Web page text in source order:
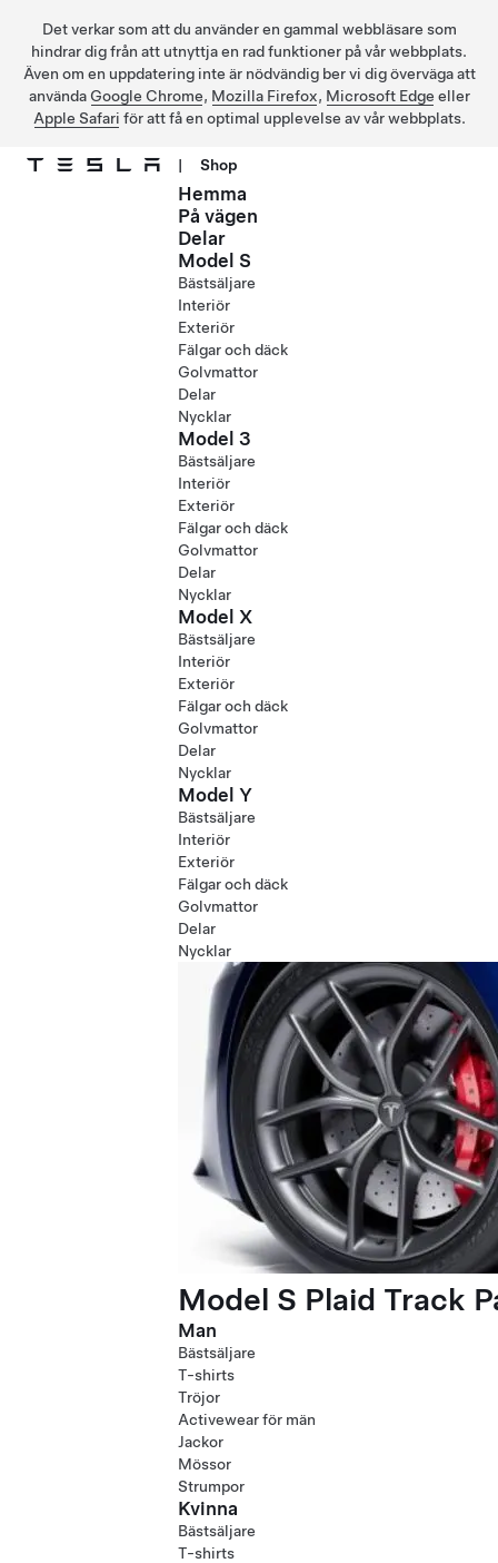
Det verkar som att du använder en gammal webbläsare som
hindrar dig från att utnyttja en rad funktioner på vår webbplats.
Även om en uppdatering inte är nödvändig ber vi dig överväga att
använda Google Chrome, Mozilla Firefox, Microsoft Edge eller
Apple Safari för att få en optimal upplevelse av vår webbplats.
| Shop
Hemma
På vägen
Delar
Model S
Bästsäljare
Interiör
Exteriör
Fälgar och däck
Golvmattor
Delar
Nycklar
Model 3
Bästsäljare
Interiör
Exteriör
Fälgar och däck
Golvmattor
Delar
Nycklar
Model X
Bästsäljare
Interiör
Exteriör
Fälgar och däck
Golvmattor
Delar
Nycklar
Model Y
Bästsäljare
Interiör
Exteriör
Fälgar och däck
Golvmattor
Delar
Nycklar
Model S Plaid Track
Man
Bästsäljare
T-shirts
Tröjor
Activewear för män
Jackor
Mössor
Strumpor
Kvinna
Bästsäljare
T-shirts